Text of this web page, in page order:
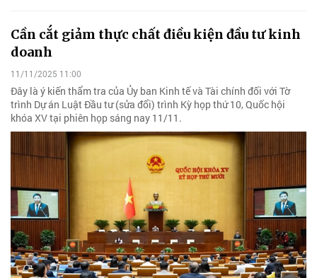
Cần cắt giảm thực chất điều kiện đầu tư kinh
doanh
11/11/2025 11:00
Đây là ý kiến thẩm tra của Ủy ban Kinh tế và Tài chính đối với Tờ
trình Dự án Luật Đầu tư (sửa đổi) trình Kỳ họp thứ 10, Quốc hội
khóa XV tại phiên họp sáng nay 11/11.